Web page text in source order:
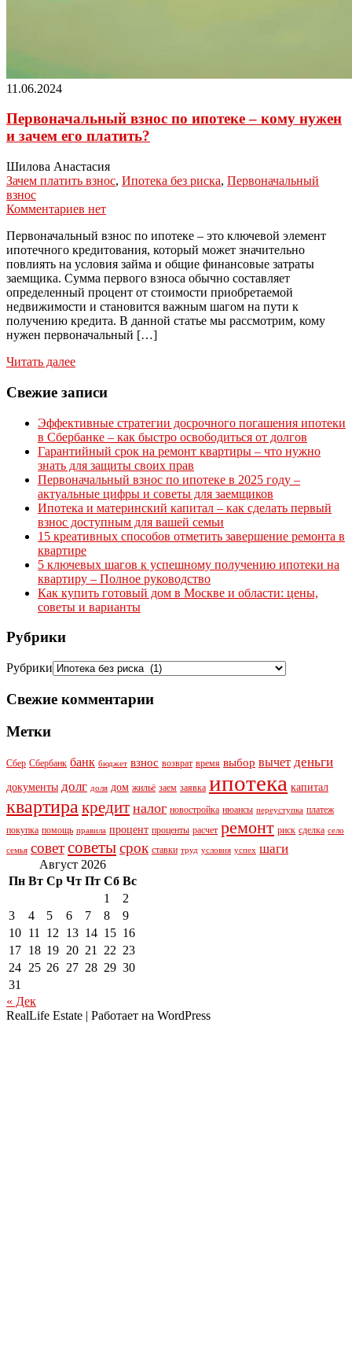
11.06.2024
Первоначальный взнос по ипотеке – кому нужен
и зачем его платить?
Шилова Анастасия
Зачем платить взнос, Ипотека без риска, Первоначальный
взнос
Комментариев нет
Первоначальный взнос по ипотеке – это ключевой элемент
ипотечного кредитования, который может значительно
повлиять на условия займа и общие финансовые затраты
заемщика. Сумма первого взноса обычно составляет
определенный процент от стоимости приобретаемой
недвижимости и становится важным шагом на пути к
получению кредита. В данной статье мы рассмотрим, кому
нужен первоначальный […]
Читать далее
Свежие записи
Эффективные стратегии досрочного погашения ипотеки
в Сбербанке – как быстро освободиться от долгов
Гарантийный срок на ремонт квартиры – что нужно
знать для защиты своих прав
Первоначальный взнос по ипотеке в 2025 году –
актуальные цифры и советы для заемщиков
Ипотека и материнский капитал – как сделать первый
взнос доступным для вашей семьи
15 креативных способов отметить завершение ремонта в
квартире
5 ключевых шагов к успешному получению ипотеки на
квартиру – Полное руководство
Как купить готовый дом в Москве и области: цены,
советы и варианты
Рубрики
Рубрики
Свежие комментарии
Метки
Сбер Сбербанк банк бюджет взнос возврат время выбор вычет деньги
документы долг доля дом жильё заем заявка ипотека капитал
квартиракредит налог новостройка нюансы переуступка платеж
покупка помощь правила процент проценты расчет ремонт риск сделка село
семья советсоветысрок ставки труд условия успех шаги
Август 2026
Пн Вт Ср Чт Пт Сб Вс
1
2
3
4 5 6 7 8
9
10 11 12 13 14 15 16
17 18 19 20 21 22 23
24 25 26 27 28 29 30
31
« Дек
RealLife Estate | Работает на WordPress